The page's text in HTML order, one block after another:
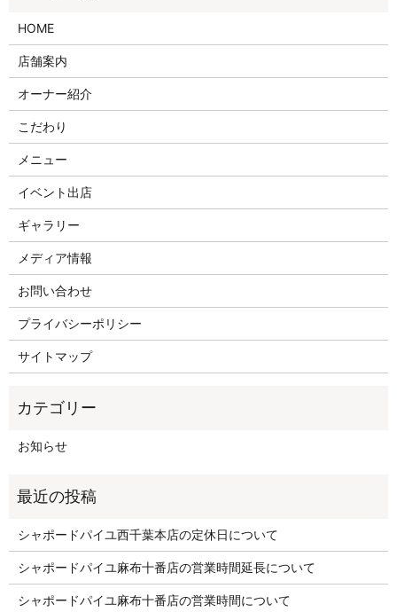
HOME
店舗案内
オーナー紹介
こだわり
メニュー
イベント出店
ギャラリー
メディア情報
お問い合わせ
プライバシーポリシー
サイトマップ
お知らせ
シャポードパイユ西千葉本店の定休日について
シャポードパイユ麻布十番店の営業時間延長について
シャポードパイユ麻布十番店の営業時間について